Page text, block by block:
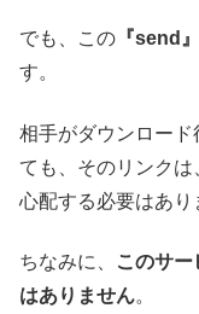
でも、この 『send
す。
相手がダウンロー
ても、そのリンクは
心配する必要はあり
ちなみに、
このサ
はありません。